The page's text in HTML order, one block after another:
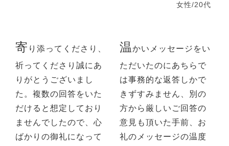
女性/20代
寄 り添ってくださり、
祈ってくださり誠にあ
りがとうございまし
た。複数の回答をいた
だけると想定しており
ませんでしたので、心
ばかりの御礼になって
温かいメッセージをい
ただいたのにあちらで
は事務的な返答しかで
きずすみません、別の
方から厳しいご回答の
意見も頂いた手前、お
礼のメッセージの温度